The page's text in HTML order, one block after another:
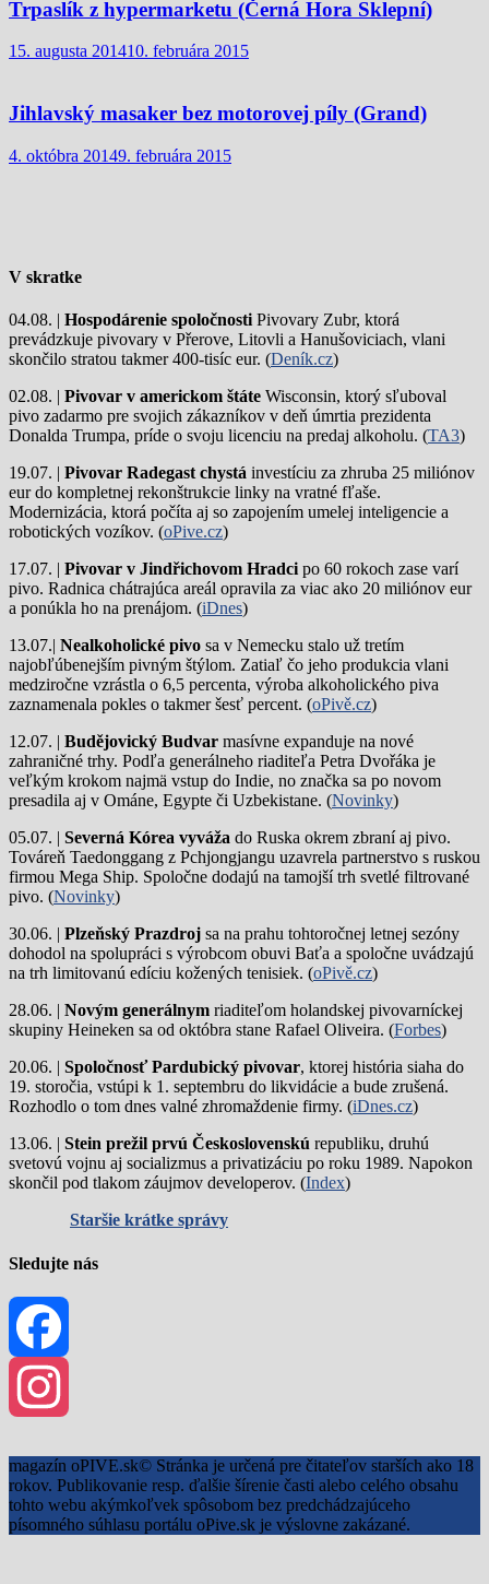
Trpaslík z hypermarketu (Černá Hora Sklepní)
15. augusta 201410. februára 2015
Jihlavský masaker bez motorovej píly (Grand)
4. októbra 20149. februára 2015
V skratke
04.08. | Hospodárenie spoločnostiPivovary Zubr, ktorá
prevádzkuje pivovary v Přerove, Litovli a Hanušoviciach, vlani
skončilo stratou takmer 400-tisíc eur. (Deník.cz)
02.08. | Pivovar v americkom štáte Wisconsin, ktorý sľuboval
pivo zadarmo pre svojich zákazníkov v deň úmrtia prezidenta
Donalda Trumpa, príde o svoju licenciu na predaj alkoholu. (TA3)
19.07. | Pivovar Radegast chystá investíciu za zhruba 25 miliónov
eur do kompletnej rekonštrukcie linky na vratné fľaše.
Modernizácia, ktorá počíta aj so zapojením umelej inteligencie a
robotických vozíkov. (oPive.cz)
17.07. | Pivovar v Jindřichovom Hradcipo 60 rokoch zase varí
pivo. Radnica chátrajúca areál opravila za viac ako 20 miliónov eur
a ponúkla ho na prenájom. (iDnes)
13.07.| Nealkoholické pivo sa v Nemecku stalo už tretím
najobľúbenejším pivným štýlom. Zatiaľ čo jeho produkcia vlani
medziročne vzrástla o 6,5 percenta, výroba alkoholického piva
zaznamenala pokles o takmer šesť percent. (oPivě.cz)
12.07. | Budějovický Budvar masívne expanduje na nové
zahraničné trhy. Podľa generálneho riaditeľa Petra Dvořáka je
veľkým krokom najmä vstup do Indie, no značka sa po novom
presadila aj v Ománe, Egypte či Uzbekistane. (Novinky)
05.07. | Severná Kórea vyváža do Ruska okrem zbraní aj pivo.
Továreň Taedonggang z Pchjongjangu uzavrela partnerstvo s ruskou
firmou Mega Ship. Spoločne dodajú na tamojší trh svetlé filtrované
pivo. (Novinky)
30.06. | Plzeňský Prazdroj sa na prahu tohtoročnej letnej sezóny
dohodol na spolupráci s výrobcom obuvi Baťa a spoločne uvádzajú
na trh limitovanú edíciu kožených tenisiek. (oPivě.cz)
28.06. | Novým generálnym riaditeľom holandskej pivovarníckej
skupiny Heineken sa od októbra stane Rafael Oliveira. (Forbes)
20.06. | Spoločnosť Pardubický pivovar, ktorej história siaha do
19. storočia, vstúpi k 1. septembru do likvidácie a bude zrušená.
Rozhodlo o tom dnes valné zhromaždenie firmy. (iDnes.cz)
13.06. | Stein prežil prvú Československú republiku, druhú
svetovú vojnu aj socializmus a privatizáciu po roku 1989. Napokon
skončil pod tlakom záujmov developerov. (Index)
Staršie krátke správy
Sledujte nás
Facebook
magazín oPIVE.sk© Stránka je určená pre čitateľov starších ako 18
rokov. Publikovanie resp. ďalšie šírenie časti alebo celého obsahu
tohto webu akýmkoľvek spôsobom bez predchádzajúceho
písomného súhlasu portálu oPive.sk je výslovne zakázané.